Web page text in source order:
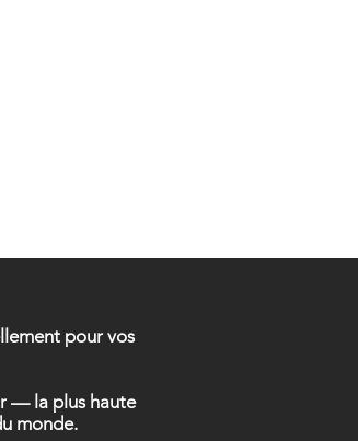
pour vos
— la plus haute
monde.